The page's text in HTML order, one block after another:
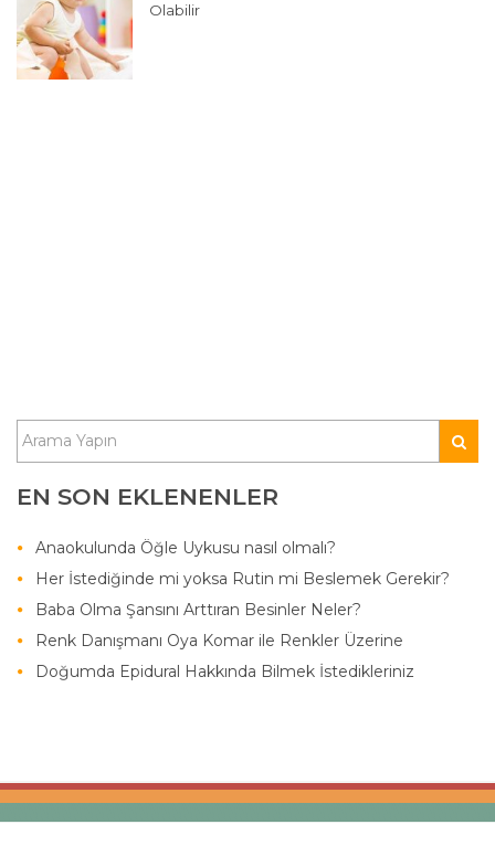
Olabilir
EN SON EKLENENLER
Anaokulunda Öğle Uykusu nasıl olmalı?
Her İstediğinde mi yoksa Rutin mi Beslemek Gerekir?
Baba Olma Şansını Arttıran Besinler Neler?
Renk Danışmanı Oya Komar ile Renkler Üzerine
Doğumda Epidural Hakkında Bilmek İstedikleriniz